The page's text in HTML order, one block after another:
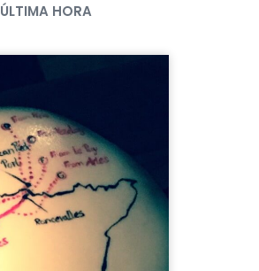
ÚLTIMA HORA